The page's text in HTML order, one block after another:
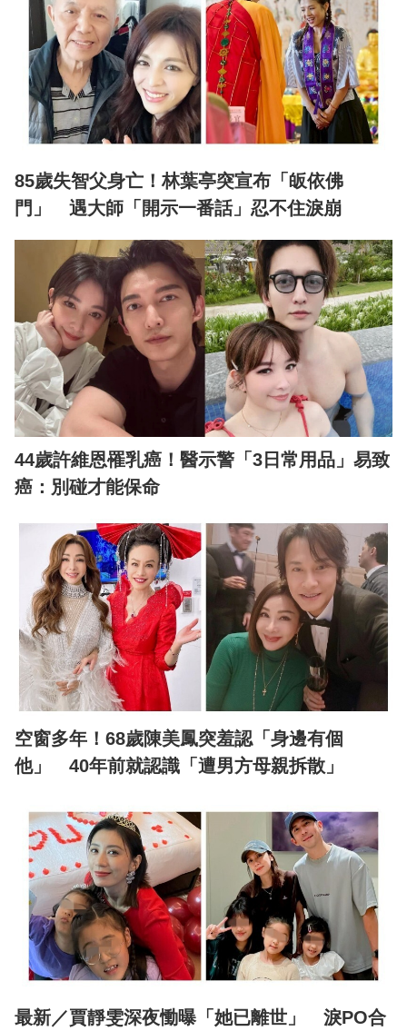
85歲失智父身亡！林葉亭突宣布「皈依佛
門」 遇大師「開示一番話」忍不住淚崩
44歲許維恩罹乳癌！醫示警「3日常用品」易致
癌：別碰才能保命
空窗多年！68歲陳美鳳突羞認「身邊有個
他」 40年前就認識「遭男方母親拆散」
最新／賈靜雯深夜慟曝「她已離世」 淚PO合